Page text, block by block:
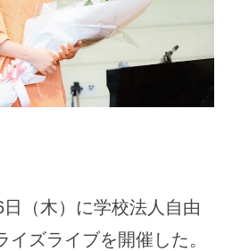
（木）に学校法人自由
ズライブを開催した。